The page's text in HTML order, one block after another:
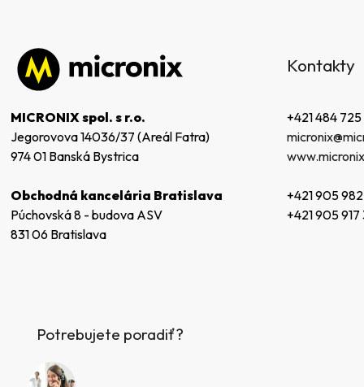
MICRONIX spol. s r.o.
Jegorovova 14036/37 (Areál Fatra)
974 01 Banská Bystrica
Obchodná kancelária Bratislava
Púchovská 8 - budova ASV
831 06 Bratislava
Kontakty
+421 484
+421 905
+421 905 917
Potrebujete poradiť?